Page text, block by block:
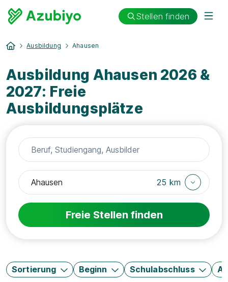
Stellen finden
Ausbildung Ahausen
Ausbildung Ahausen 2026 &
2027: Freie
Ausbildungsplätze
25 km
Freie Stellen finden
Sortierung Beginn Schulabschluss